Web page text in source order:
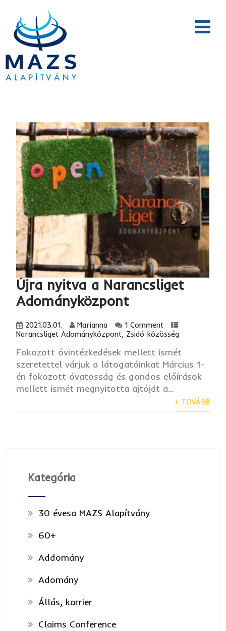
Újra nyitva a Narancsliget
Adományközpont
2021.03.01. Marianna
1 Comment
Narancsliget Adományközpont, Zsidó közösség
Fokozott óvintézkedések mellett ismét
szeretettel várjuk a látogatóinkat Március 1-
én fokozott óvatosság és gondos előírások
mellett ismét megnyitotta ajtóját a...
+ TOVÁBB
Kategória
30 évesa MAZS Alapítvány
60+
Addomány
Adomány
Állás, karrier
Claims Conference